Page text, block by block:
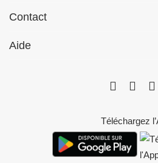
Contact
Aide
Téléchargez